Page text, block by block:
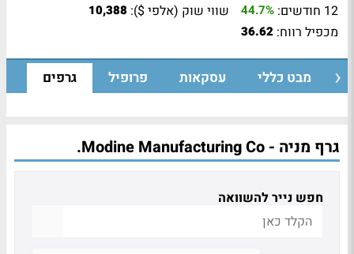
12 חודשים: 44.7% שווי שוק (אלפי $): 10,388
מכפיל רווח: 36.62
מבט כללי עסקאות פרופיל גרפים
גרף מניה - Modine Manufacturing Co.
חפש נייר להשוואה